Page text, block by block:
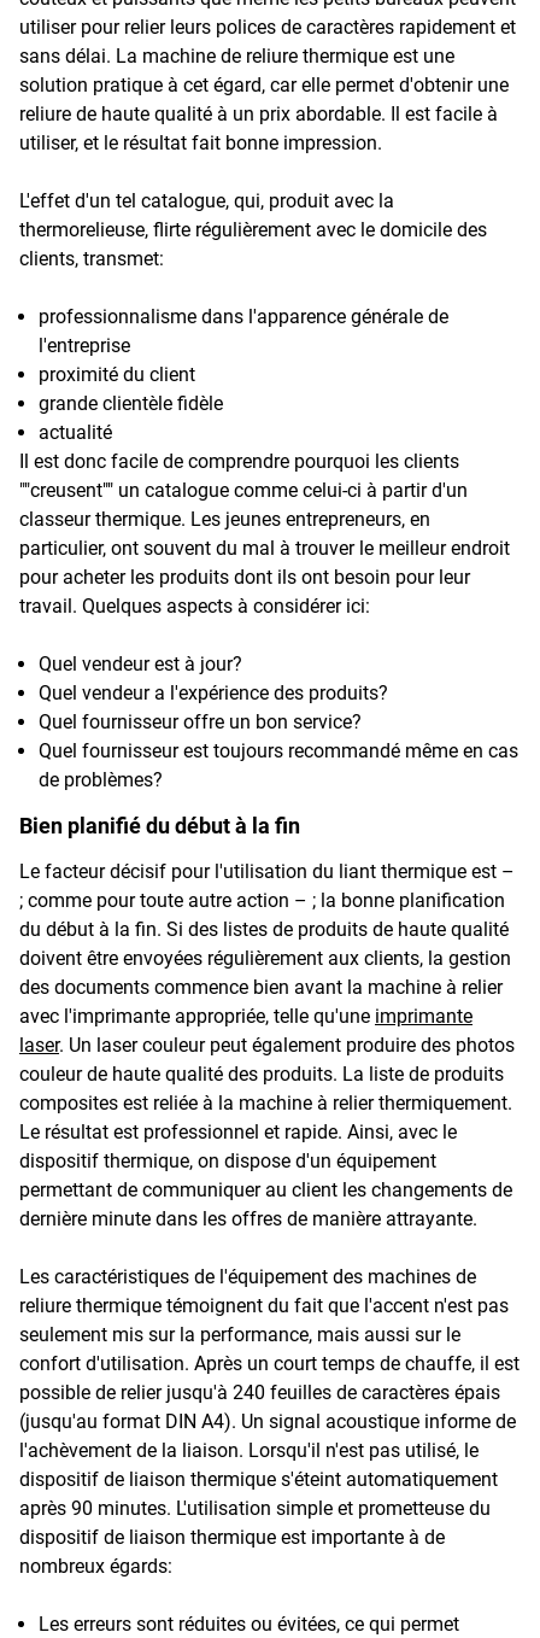
utiliser pour relier leurs polices de caractères rapidement et
sans délai. La machine de reliure thermique est une
solution pratique à cet égard, car elle permet d'obtenir une
reliure de haute qualité à un prix abordable. Il est facile à
utiliser, et le résultat fait bonne impression.
L'effet d'un tel catalogue, qui, produit avec la
thermorelieuse, flirte régulièrement avec le domicile des
clients, transmet:
professionnalisme dans l'apparence générale de
l'entreprise
proximité du client
grande clientèle fidèle
actualité
Il est donc facile de comprendre pourquoi les clients
""creusent"" un catalogue comme celui-ci à partir d'un
classeur thermique. Les jeunes entrepreneurs, en
particulier, ont souvent du mal à trouver le meilleur endroit
pour acheter les produits dont ils ont besoin pour leur
travail. Quelques aspects à considérer ici:
Quel vendeur est à jour?
Quel vendeur a l'expérience des produits?
Quel fournisseur offre un bon service?
Quel fournisseur est toujours recommandé même en cas
de problèmes?
Bien planifié du début à la fin
Le facteur décisif pour l'utilisation du liant thermique est –
; comme pour toute autre action – ; la bonne planification
du début à la fin. Si des listes de produits de haute qualité
doivent être envoyées régulièrement aux clients, la gestion
des documents commence bien avant la machine à relier
avec l'imprimante appropriée, telle qu'une imprimante
laser. Un laser couleur peut également produire des photos
couleur de haute qualité des produits. La liste de produits
composites est reliée à la machine à relier thermiquement.
Le résultat est professionnel et rapide. Ainsi, avec le
dispositif thermique, on dispose d'un équipement
permettant de communiquer au client les changements de
dernière minute dans les offres de manière attrayante.
Les caractéristiques de l'équipement des machines de
reliure thermique témoignent du fait que l'accent n'est pas
seulement mis sur la performance, mais aussi sur le
confort d'utilisation. Après un court temps de chauffe, il est
possible de relier jusqu'à 240 feuilles de caractères épais
(jusqu'au format DIN A4). Un signal acoustique informe de
l'achèvement de la liaison. Lorsqu'il n'est pas utilisé, le
dispositif de liaison thermique s'éteint automatiquement
après 90 minutes. L'utilisation simple et prometteuse du
dispositif de liaison thermique est importante à de
nombreux égards:
Les erreurs sont réduites ou évitées, ce qui permet